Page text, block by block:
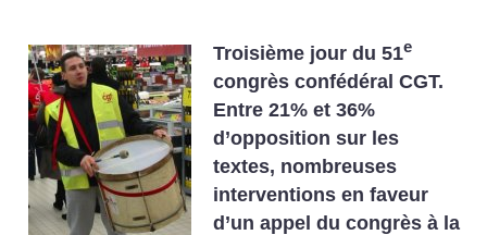
Troisième jour du 51e
congrès confédéral CGT.
Entre 21% et 36%
d’opposition sur les
textes, nombreuses
interventions en faveur
d’un appel du congrès à la